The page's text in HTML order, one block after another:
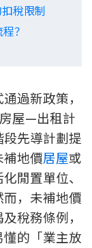
稅限制
？
過新政策，
屋—出租計
先導計劃提
地價居屋或
閒置單位、
，未補地價
稅務條例，
的「業主放